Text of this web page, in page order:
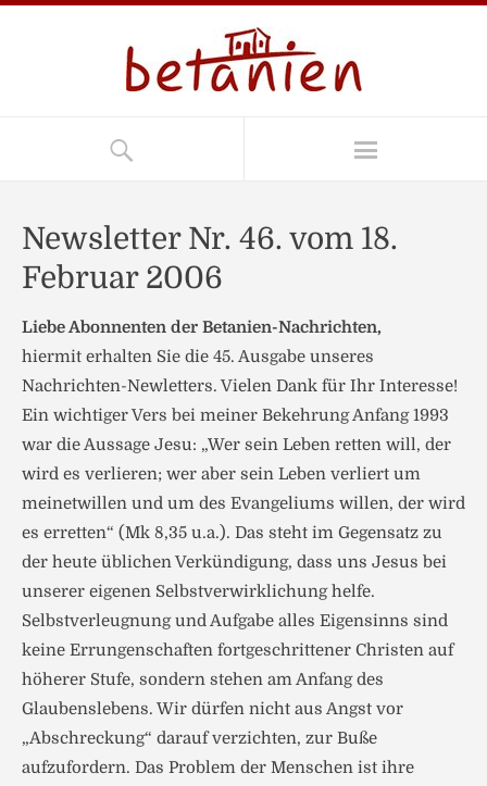
Newsletter Nr. 46. vom 18.
Februar 2006
Liebe Abonnenten der Betanien-Nachrichten,
hiermit erhalten Sie die 45. Ausgabe unseres
Nachrichten-Newletters. Vielen Dank für Ihr Interesse!
Ein wichtiger Vers bei meiner Bekehrung Anfang 1993
war die Aussage Jesu: „Wer sein Leben retten will, der
wird es verlieren; wer aber sein Leben verliert um
meinetwillen und um des Evangeliums willen, der wird
es erretten“ (Mk 8,35 u.a.). Das steht im Gegensatz zu
der heute üblichen Verkündigung, dass uns Jesus bei
unserer eigenen Selbstverwirklichung helfe.
Selbstverleugnung und Aufgabe alles Eigensinns sind
keine Errungenschaften fortgeschrittener Christen auf
höherer Stufe, sondern stehen am Anfang des
Glaubenslebens. Wir dürfen nicht aus Angst vor
„Abschreckung“ darauf verzichten, zur Buße
aufzufordern. Das Problem der Menschen ist ihre